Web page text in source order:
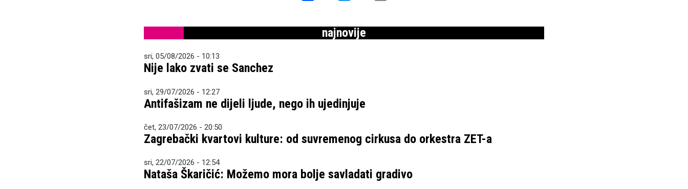
najnovije
sri, 05/08/2026 - 10:13
Nije lako zvati se Sanchez
sri, 29/07/2026 - 12:27
Antifašizam ne dijeli ljude, nego ih ujedinjuje
čet, 23/07/2026 - 20:50
Zagrebački kvartovi kulture: od suvremenog cirkusa do orkestra ZET-a
sri, 22/07/2026 - 12:54
Nataša Škaričić: Možemo mora bolje savladati gradivo